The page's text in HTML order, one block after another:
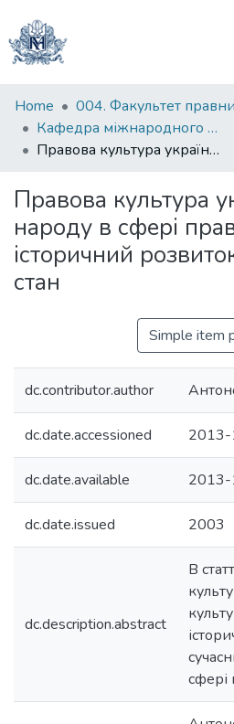
Communities
&
Collections
Statistics
Home
Кафедра міжнародного та європейського права
Правова культура українського народу в сфері прав людини : історичний розвиток та сучасний стан
Правова культура
народу в сфері
історичний
стан
Simple item
dc.contributor.author
dc.date.accessioned 2013-
dc.date.available 2013-
dc.date.issued 2003
dc.description.abstract
В
сфері